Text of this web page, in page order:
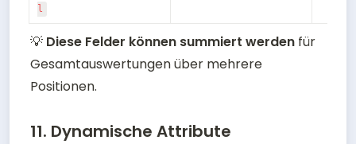
l
💡 Diese Felder können summiert werden für
Gesamtauswertungen über mehrere
Positionen.
11. Dynamische Attribute